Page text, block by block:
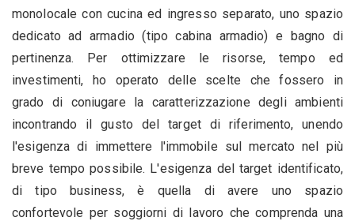
monolocale con cucina ed ingresso separato, uno spazio
dedicato ad armadio (tipo cabina armadio) e bagno di
pertinenza. Per ottimizzare le risorse, tempo ed
investimenti, ho operato delle scelte che fossero in
grado di coniugare la caratterizzazione degli ambienti
incontrando il gusto del target di riferimento, unendo
l'esigenza di immettere l'immobile sul mercato nel più
breve tempo possibile. L'esigenza del target identificato,
di tipo business, è quella di avere uno spazio
confortevole per soggiorni di lavoro che comprenda una